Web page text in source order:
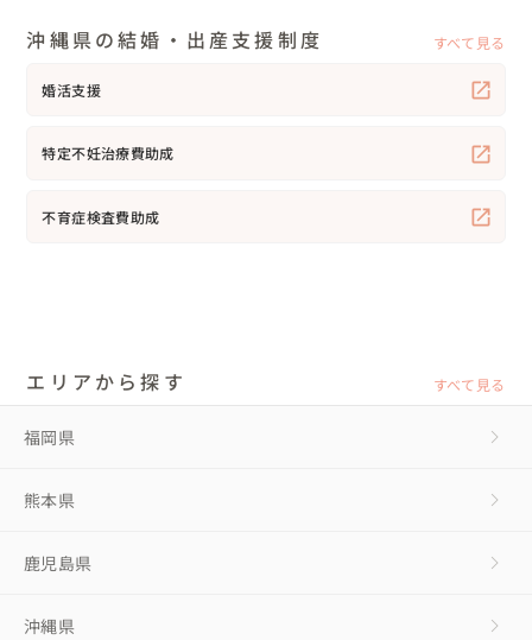
沖縄県の結婚・出産支援制度 すべて見る
婚活支援
特定不妊治療費助成
不育症検査費助成
エリアから探す すべて見る
福岡県
熊本県
鹿児島県
沖縄県